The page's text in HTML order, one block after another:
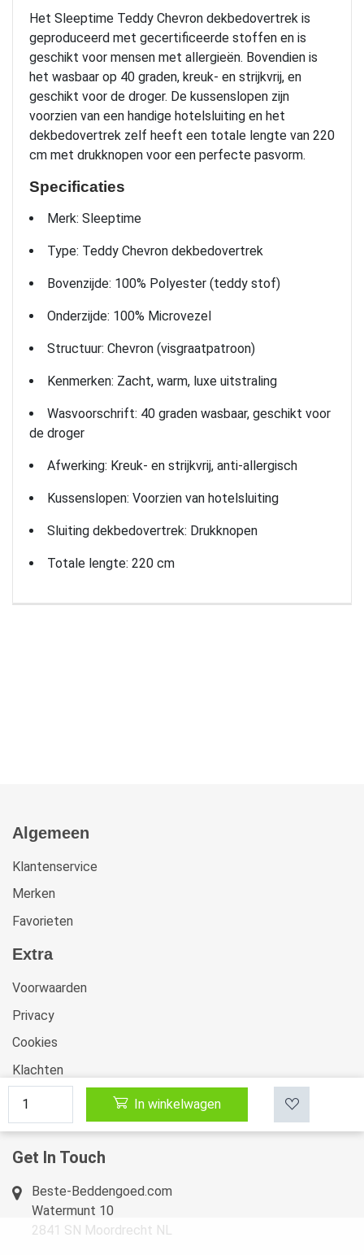
In winkelwagen
Het Sleeptime Teddy Chevron dekbedovertrek is
geproduceerd met gecertificeerde stoffen en is
geschikt voor mensen met allergieën. Bovendien is
het wasbaar op 40 graden, kreuk- en strijkvrij, en
geschikt voor de droger. De kussenslopen zijn
voorzien van een handige hotelsluiting en het
dekbedovertrek zelf heeft een totale lengte van 220
cm met drukknopen voor een perfecte pasvorm.
Specificaties
Merk: Sleeptime
Type: Teddy Chevron dekbedovertrek
Bovenzijde: 100% Polyester (teddy stof)
Onderzijde: 100% Microvezel
Structuur: Chevron (visgraatpatroon)
Kenmerken: Zacht, warm, luxe uitstraling
Wasvoorschrift: 40 graden wasbaar, geschikt voor
de droger
Afwerking: Kreuk- en strijkvrij, anti-allergisch
Kussenslopen: Voorzien van hotelsluiting
Sluiting dekbedovertrek: Drukknopen
Totale lengte: 220 cm
Algemeen
Klantenservice
Merken
Favorieten
Extra
Voorwaarden
Privacy
Cookies
Klachten
Retourneren & Ruilen
Sitemap
Get In Touch
Beste-Beddengoed.com
Watermunt 10
2841 SN Moordrecht NL